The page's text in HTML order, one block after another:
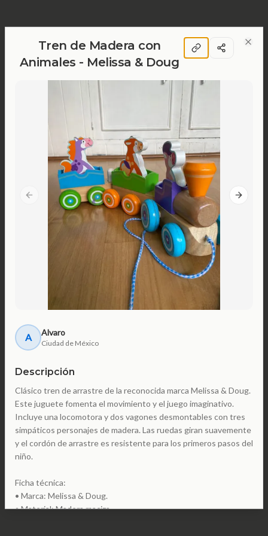
Tren de Madera con
Animales - Melissa & Doug
Previous slide Next
A Alvaro
Ciudad de México
Descripción
Clásico tren de arrastre de la reconocida marca Melissa & Doug.
Este juguete fomenta el movimiento y el juego imaginativo.
Incluye una locomotora y dos vagones desmontables con tres
simpáticos personajes de madera. Las ruedas giran suavemente
y el cordón de arrastre es resistente para los primeros pasos del
niño.
Ficha técnica:
• Marca: Melissa & Doug.
• Material: Madera maciza.